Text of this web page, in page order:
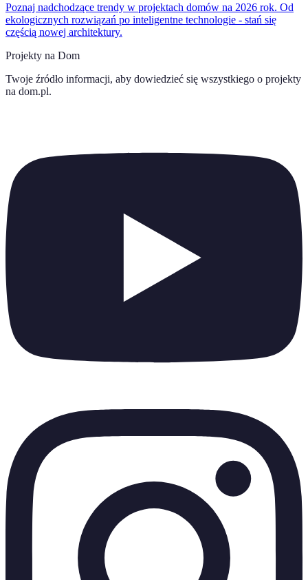
Poznaj nadchodzące trendy w projektach domów na 2026 rok. Od
ekologicznych rozwiązań po inteligentne technologie - stań się
częścią nowej architektury.
Projekty na Dom
Twoje źródło informacji, aby dowiedzieć się wszystkiego o projekty
na dom.pl.